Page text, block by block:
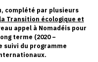
complété par plusieurs
Transition écologique et
appel à Nomadéis pour
terme (2020 –
suivi du programme